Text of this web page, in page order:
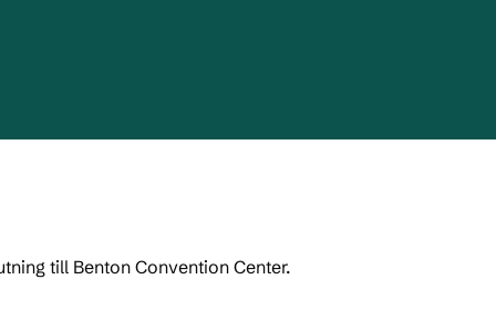
till Benton Convention Center.